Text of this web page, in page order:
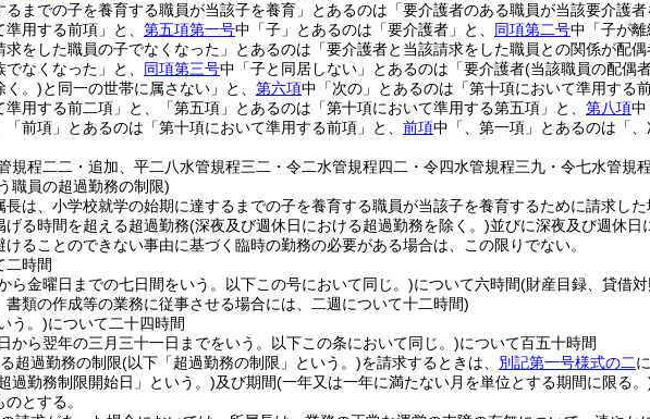
までの子を養育する職員が当該子を養育」とあるのは「要介護者のある職員が当該要介護者
準用する前項」と、 第五項第一号中「子」とあるのは「要介護者」と、 同項第二号中「子が
求をした職員の子でなくなった」とあるのは「要介護者と当該請求をした職員との関係が配
なくなった」と、 同項第三号中「子と同居しない」とあるのは「要介護者(当該職員の配偶
く。)と同一の世帯に属さない」と、 第六項中「次の」とあるのは「第十項において準用する前
準用する前二項」と、「第五項」とあるのは「第十項において準用する第五項」と、 第八項中
前項」とあるのは「第十項において準用する前項」と、 前項中「、第一項」とあるのは「
規程二二・追加、平二八水管規程三二・令二水管規程四二・令四水管規程三九・令七水管規
職員の超過勤務の制限)
長は、小学校就学の始期に達するまでの子を養育する職員が当該子を養育するために請求し
げる時間を超える超過勤務(深夜及び週休日における超過勤務を除く。)並びに深夜及び週休日
けることのできない事由に基づく臨時の勤務の必要がある場合は、この限りでない。
二時間
ら金曜日までの七日間をいう。以下この号において同じ。)について六時間(財産目録、貸借
書類の作成等の業務に従事させる場合には、二週について十二時間)
う。)について二十四時間
から翌年の三月三十一日までをいう。以下この条において同じ。)について百五十時間
超過勤務の制限(以下「超過勤務の制限」という。)を請求するときは、 別記第一号様式の二
過勤務制限開始日」という。)及び期間(一年又は一年に満たない月を単位とする期間に限る。
とする。